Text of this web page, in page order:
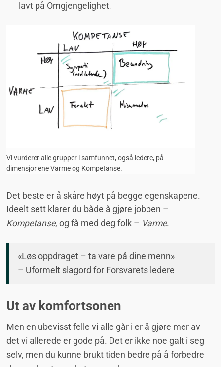
lavt på Omgjengelighet.
Vi vurderer alle grupper i samfunnet, også ledere, på
dimensjonene Varme og Kompetanse.
Det beste er å skåre høyt på begge egenskapene.
Ideelt sett klarer du både å gjøre jobben –
Kompetanse, og få med deg folk – Varme.
«Løs oppdraget – ta vare på dine menn»
– Uformelt slagord for Forsvarets ledere
Ut av komfortsonen
Men en ubevisst felle vi alle går i er å gjøre mer av
det vi allerede er gode på. Det er ikke noe galt i seg
selv, men du kunne brukt tiden bedre på å forbedre